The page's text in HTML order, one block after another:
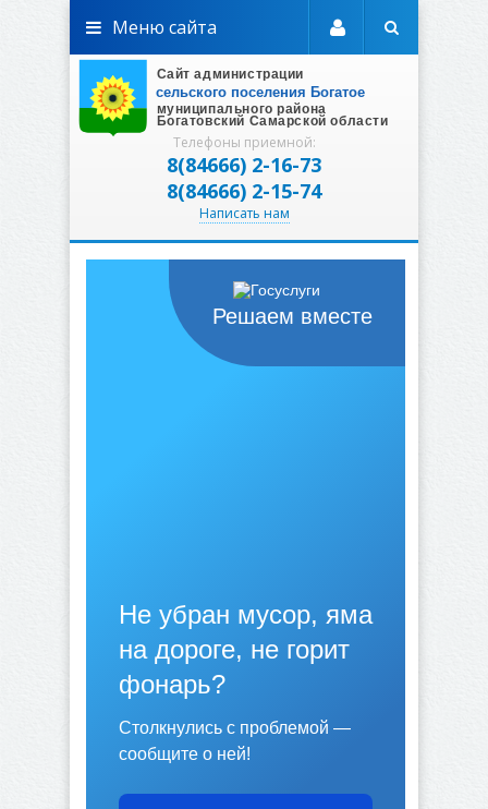
Телефоны приемной:
8(84666) 2-16-73
8(84666) 2-15-74
Написать нам
Меню сайта
Решаем вместе
Не убран мусор, яма
на дороге, не горит
фонарь?
Столкнулись с проблемой —
сообщите о ней!